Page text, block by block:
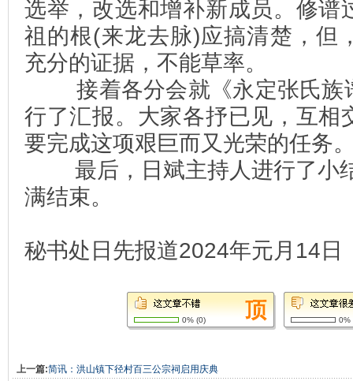
选举，改选和增补新成员。修谱
祖的根(来龙去脉)应搞清楚，但
充分的证据，不能草率。
接着各分会就《永定张氏族
行了汇报。大家各抒已见，互相
要完成这项艰巨而又光荣的任务
最后，日斌主持人进行了小
满结束。
秘书处日先报道2024年元月14日
0% (0) 0%
上一篇:简讯：洪山镇下径村百三公宗祠启用庆典